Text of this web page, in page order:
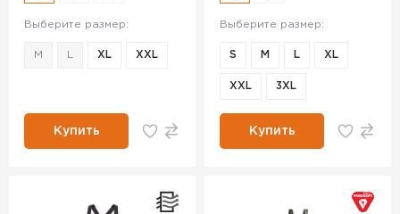
Выберите размер:
M XL XXL
Купить
Выберите размер:
S M L XL
XXL 3XL
Купить